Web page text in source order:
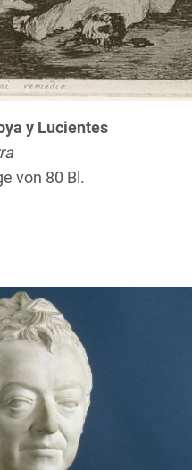
y Lucientes
von 80 Bl.